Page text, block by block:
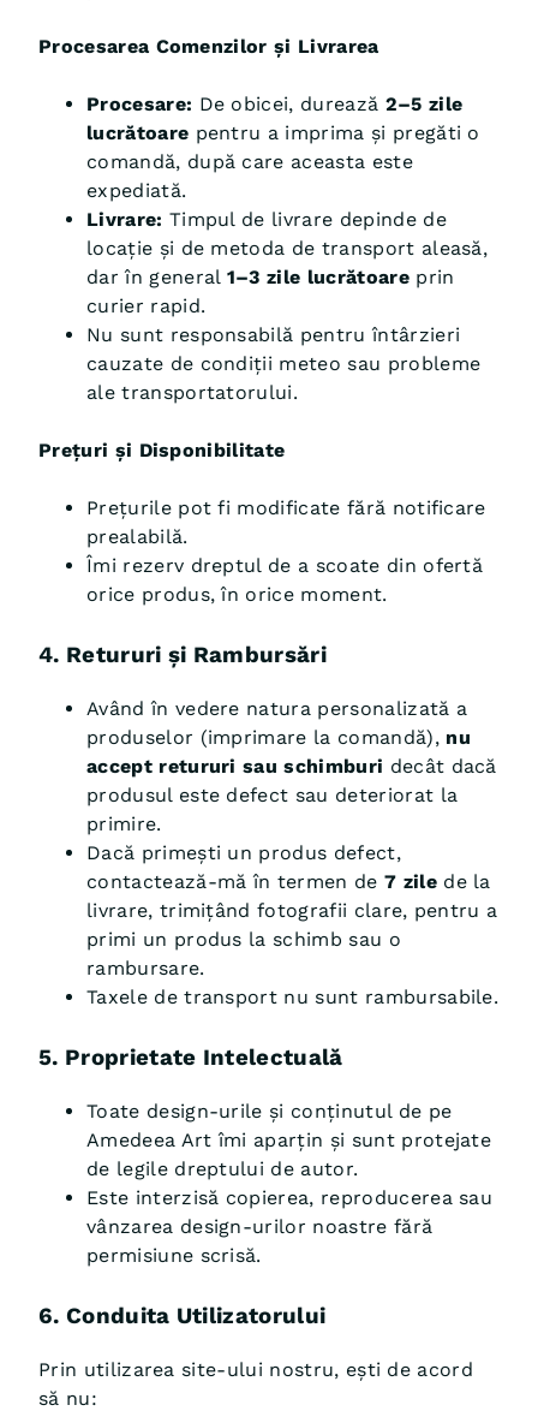
Procesarea Comenzilor și Livrarea
Procesare: De obicei, durează 2–5 zile
lucrătoare pentru a imprima și pregăti o
comandă, după care aceasta este
expediată.
Livrare: Timpul de livrare depinde de
locație și de metoda de transport aleasă,
dar în general 1–3 zile lucrătoareprin
curier rapid.
Nu sunt responsabilă pentru întârzieri
cauzate de condiții meteo sau probleme
ale transportatorului.
Prețuri și Disponibilitate
Prețurile pot fi modificate fără notificare
prealabilă.
Îmi rezerv dreptul de a scoate din ofertă
orice produs, în orice moment.
4. Retururi și Rambursări
Având în vedere natura personalizată a
produselor (imprimare la comandă), nu
accept retururi sau schimburi decât dacă
produsul este defect sau deteriorat la
primire.
Dacă primești un produs defect,
contactează-mă în termen de 7 zilede la
livrare, trimițând fotografii clare, pentru a
primi un produs la schimb sau o
rambursare.
Taxele de transport nu sunt rambursabile.
5. Proprietate Intelectuală
Toate design-urile și conținutul de pe
Amedeea Art îmi aparțin și sunt protejate
de legile dreptului de autor.
Este interzisă copierea, reproducerea sau
vânzarea design-urilor noastre fără
permisiune scrisă.
6. Conduita Utilizatorului
Prin utilizarea site-ului nostru, ești de acord
să nu: